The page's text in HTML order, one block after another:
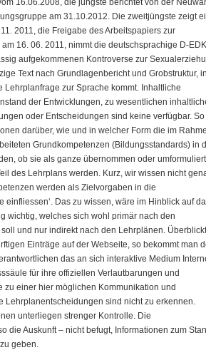
am 31.10.2012. Die zweitjüngste zeigt
2011, die Freigabe des Arbeitspapiers zur
16. 06. 2011, nimmt die deutschsprachige D-EDK
aufgekommenen Kontroverse zur
Text nach Grundlagenbericht und Grobstruktur,
Lehrplanfrage zur Sprache kommt. Inhaltliche
der Entwicklungen, zu wesentlichen
oder Entscheidungen sind keine verfügbar. So
darüber, wie und in welcher Form die im
Grundkompetenzen (Bildungsstandards) in
ob sie als ganze übernommen oder
des Lehrplans werden. Kurz, wir wissen nicht
werden als Zielvorgaben in die
einfliessen‘. Das zu wissen, wäre im Hinblick auf
wichtig, welches sich wohl primär nach den
und nur indirekt nach den Lehrplänen. Überblickt
Einträge auf der Webseite, so bekommt man
das an sich interaktive Medium
für ihre offiziellen Verlautbarungen und
zu einer hier möglichen Kommunikation und
Lehrplanentscheidungen sind nicht zu erkennen.
unterliegen strenger Kontrolle. Die
die Auskunft – nicht befugt, Informationen zum
geben.